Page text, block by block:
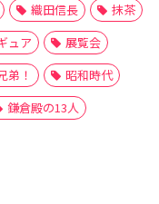
織田信長
抹茶
ュア
展覧会
弟！
昭和時代
鎌倉殿の13人